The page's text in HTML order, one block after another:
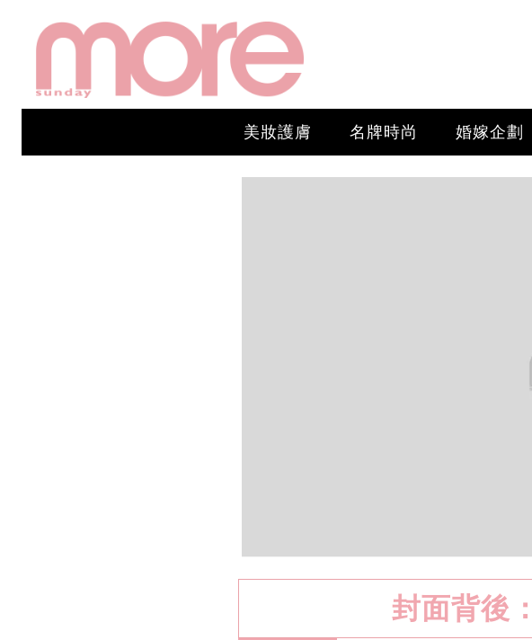
美妝護膚 名牌時尚 婚嫁企劃
封面背後